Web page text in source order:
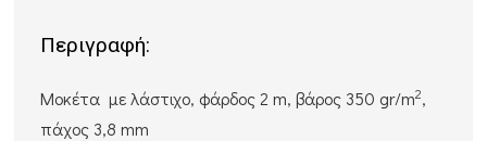
Περιγραφή:
Μοκέτα με λάστιχο, φάρδος 2 m, βάρος 350 gr/m2,
πάχος 3,8 mm